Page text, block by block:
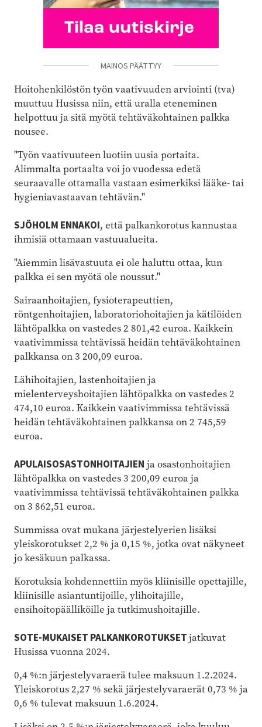
MAINOS PÄÄTTYY
Hoitohenkilöstön työn vaativuuden arviointi (tva)
muuttuu Husissa niin, että uralla eteneminen
helpottuu ja sitä myötä tehtäväkohtainen palkka
nousee.
"Työn vaativuuteen luotiin uusia portaita.
Alimmalta portaalta voi jo vuodessa edetä
seuraavalle ottamalla vastaan esimerkiksi lääke- tai
hygieniavastaavan tehtävän."
SJÖHOLM ENNAKOI, että palkankorotus kannustaa
ihmisiä ottamaan vastuualueita.
"Aiemmin lisävastuuta ei ole haluttu ottaa, kun
palkka ei sen myötä ole noussut."
Sairaanhoitajien, fysioterapeuttien,
röntgenhoitajien, laboratoriohoitajien ja kätilöiden
lähtöpalkka on vastedes 2 801,42 euroa. Kaikkein
vaativimmissa tehtävissä heidän tehtäväkohtainen
palkkansa on 3 200,09 euroa.
Lähihoitajien, lastenhoitajien ja
mielenterveyshoitajien lähtöpalkka on vastedes 2
474,10 euroa. Kaikkein vaativimmissa tehtävissä
heidän tehtäväkohtainen palkkansa on 2 745,59
euroa.
APULAISOSASTONHOITAJIEN ja osastonhoitajien
lähtöpalkka on vastedes 3 200,09 euroa ja
vaativimmissa tehtävissä tehtäväkohtainen palkka
on 3 862,51 euroa.
Summissa ovat mukana järjestelyerien lisäksi
yleiskorotukset 2,2 % ja 0,15 %, jotka ovat näkyneet
jo kesäkuun palkassa.
Korotuksia kohdennettiin myös kliinisille opettajille,
kliinisille asiantuntijoille, ylihoitajille,
ensihoitopäälliköille ja tutkimushoitajille.
SOTE-MUKAISET PALKANKOROTUKSETjatkuvat
Husissa vuonna 2024.
0,4 %:n järjestelyvaraerä tulee maksuun 1.2.2024.
Yleiskorotus 2,27 % sekä järjestelyvaraerät 0,73 % ja
0,6 % tulevat maksuun 1.6.2024.